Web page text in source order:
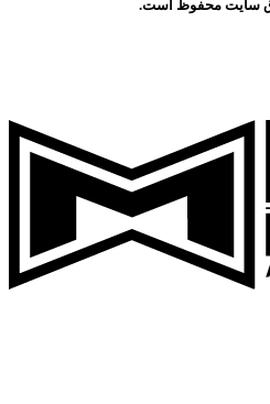
سایت محفوظ است.